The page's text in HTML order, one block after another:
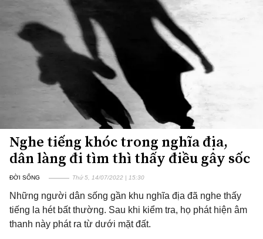
Nghe tiếng khóc trong nghĩa địa,
dân làng đi tìm thì thấy điều gây sốc
ĐỜI SỐNG Thứ 5, 14/07/2022 | 15:30
Những người dân sống gần khu nghĩa địa đã nghe thấy
tiếng la hét bất thường. Sau khi kiểm tra, họ phát hiện âm
thanh này phát ra từ dưới mặt đất.